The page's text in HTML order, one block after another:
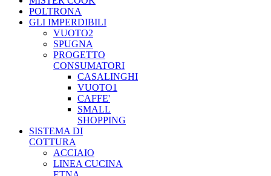
POLTRONA
GLI IMPERDIBILI
VUOTO2
SPUGNA
PROGETTO
CONSUMATORI
CASALINGHI
VUOTO1
CAFFE'
SMALL
SHOPPING
SISTEMA DI
COTTURA
ACCIAIO
LINEA CUCINA